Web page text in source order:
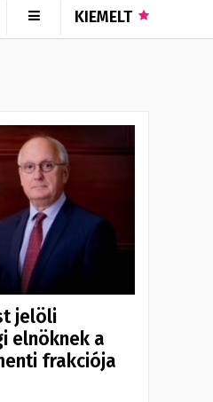
KIEMELT
jelöli
elnöknek a
frakciója